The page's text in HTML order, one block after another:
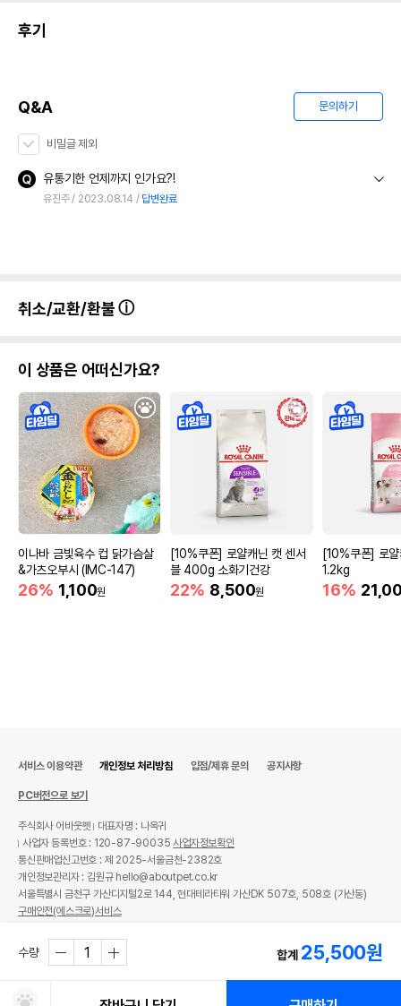
후기
Q&A 문의하기
비밀글 제외
유통기한 언제까지 인가요?!
유진주 2023.08.14 답변완료
취소/교환/환불
이 상품은 어떠신가요?
이나바 금빛육수 컵 닭가슴살
&가츠오부시 (IMC-147)
26% 1,100원
[10%쿠폰] 로얄캐닌 캣 센서
블 400g 소화기건강
22% 8,500원
[10%쿠폰] 로
1.2kg
16%
수량 합계 25,500원
서비스 이용약관 개인정보 처리방침 입점/제휴 문의 공지사항
PC버전으로 보기
주식회사 어바웃펫
대표자명 : 나옥귀
사업자 등록번호 : 120-87-90035사업자정보확인
통신판매업신고번호 : 제 2025-서울금천-2382호
개인정보관리자 : 김원규 hello@aboutpet.co.kr
서울특별시 금천구 가산디지털2로 144, 현대테라타워 가산DK 507호, 508호 (가산동)
구매안전(에스크로)서비스